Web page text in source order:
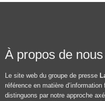
À propos de nous
Le site web du groupe de presse
référence en matière
distinguons par notre approche